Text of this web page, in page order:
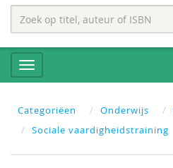
Categoriëen Onderwijs
Sociale vaardigheidstraining